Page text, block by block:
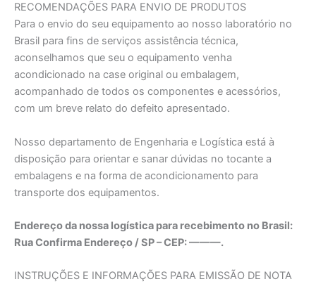
RECOMENDAÇÕES PARA ENVIO DE PRODUTOS
Para o envio do seu equipamento ao nosso laboratório no
Brasil para fins de serviços assistência técnica,
aconselhamos que seu o equipamento venha
acondicionado na case original ou embalagem,
acompanhado de todos os componentes e acessórios,
com um breve relato do defeito apresentado.
Nosso departamento de Engenharia e Logística está à
disposição para orientar e sanar dúvidas no tocante a
embalagens e na forma de acondicionamento para
transporte dos equipamentos.
Endereço da nossa logística para recebimento no Brasil:
Rua Confirma Endereço / SP – CEP: ———.
INSTRUÇÕES E INFORMAÇÕES PARA EMISSÃO DE NOTA